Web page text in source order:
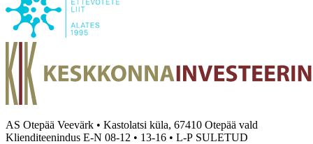
AS Otepää Veevärk • Kastolatsi küla, 67410 Otepää vald
Klienditeenindus E-N 08-12 • 13-16 • L-P SULETUD